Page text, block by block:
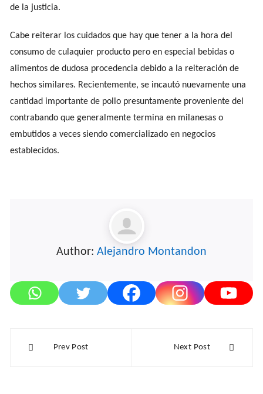
de la justicia.
Cabe reiterar los cuidados que hay que tener a la hora del
consumo de culaquier producto pero en especial bebidas o
alimentos de dudosa procedencia debido a la reiteración de
hechos similares. Recientemente, se incautó nuevamente una
cantidad importante de pollo presuntamente proveniente del
contrabando que generalmente termina en milanesas o
embutidos a veces siendo comercializado en negocios
establecidos.
Author: Alejandro Montandon
Prev Post Next Post